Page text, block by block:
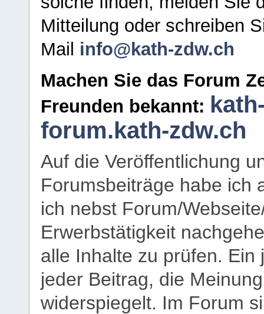
Mitteilung oder schreiben
Mail info@kath-zdw.ch
Machen Sie das Forum
Freunden bekannt:
forum.kath-zdw.ch
Auf die Veröffentlichung
Forumsbeiträge habe ich
ich nebst Forum/
Erwerbstätigkeit
alle Inhalte zu prüfen.
jeder Beitrag, die
widerspiegelt. Im Forum